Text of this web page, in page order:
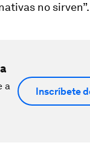
no sirven”.
a
Inscríbete